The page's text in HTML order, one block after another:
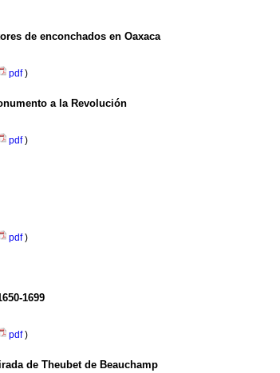
de enconchados en Oaxaca
pdf)
a la Revolución
pdf)
pdf)
1699
pdf)
de Theubet de Beauchamp